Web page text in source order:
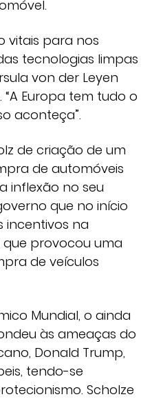
vitais para nos
tecnologias limpas
von der Leyen
Europa tem tudo o
aconteça”.
de criação de um
de automóveis
inflexão no seu
que no início
incentivos na
provocou uma
de veículos
Mundial, o ainda
às ameaças do
Donald Trump,
tendo-se
Scholze